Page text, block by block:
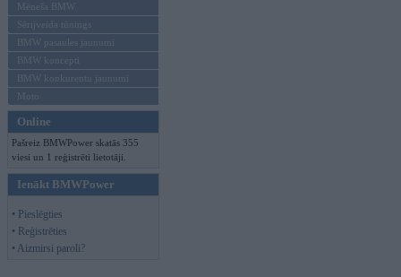
Mēneša BMW
Sērijveida tūnings
BMW pasaules jaunumi
BMW koncepti
BMW konkurentu jaunumi
Moto
Online
Pašreiz BMWPower skatās 355
viesi un 1 reģistrēti lietotāji.
Ienākt BMWPower
• Pieslēgties
• Reģistrēties
• Aizmirsi paroli?